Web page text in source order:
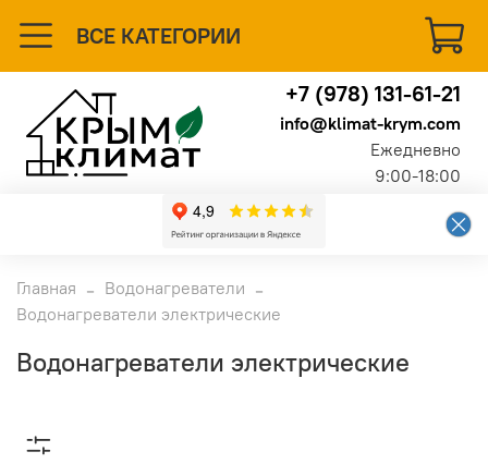
ВСЕ КАТЕГОРИИ
+7 (978) 131-61-21
info@klimat-krym.com
Ежедневно
9:00-18:00
Главная
Водонагреватели
Водонагреватели электрические
Водонагреватели электрические